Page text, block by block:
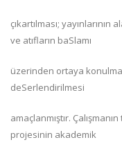
çıkartılması;
ve atıfların baSlamı
üzerinden ortaya
deSerlendirilmesi
amaçlanmıştır.
projesinin akademik